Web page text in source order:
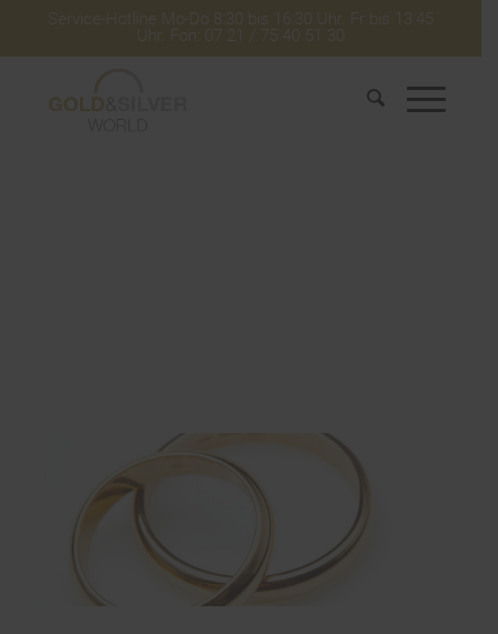
Service-Hotline Mo-Do 8:30 bis 16:30 Uhr. Fr bis 13:45
Uhr. Fon: 07 21 / 75 40 51 30